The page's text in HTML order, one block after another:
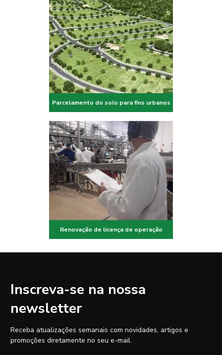
Parcelamento do solo para fins urbanos
Renovação de licença de operação
Inscreva-se na nossa
newsletter
Receba atualizações semanais com novidades, artigos e
promoções diretamente no seu e-mail.